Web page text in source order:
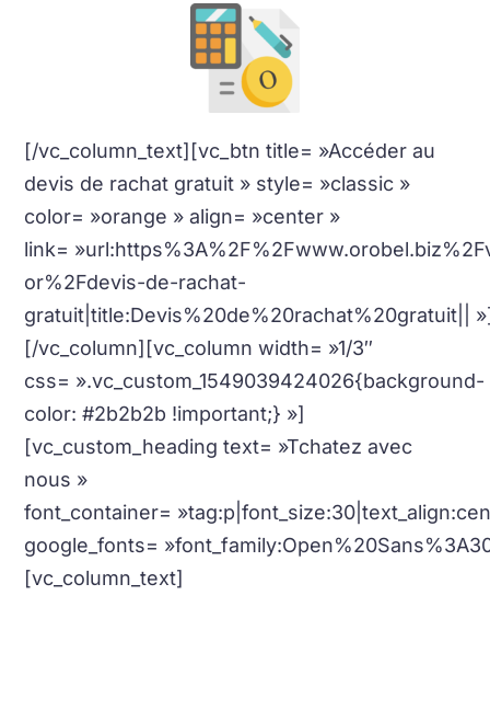
[/vc_column_text][vc_btn title= »Accéder au
devis de rachat gratuit » style= »classic »
color= »orange » align= »center »
link=
or%2Fdevis-de-rachat-
gratuit|title:Devis%20de%20rachat%20gratuit||
[/vc_column][vc_column width= »1/3″
css= ».vc_custom_1549039424026{background-
color: #2b2b2b !important;} »]
[vc_custom_heading text= »Tchatez avec
nous »
font_container=
google_fonts=
[vc_column_text]